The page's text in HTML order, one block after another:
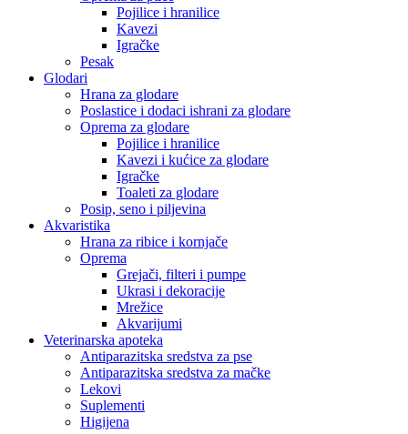
Pojilice i hranilice
Kavezi
Igračke
Pesak
Glodari
Hrana za glodare
Poslastice i dodaci ishrani za glodare
Oprema za glodare
Pojilice i hranilice
Kavezi i kućice za glodare
Igračke
Toaleti za glodare
Posip, seno i piljevina
Akvaristika
Hrana za ribice i kornjače
Oprema
Grejači, filteri i pumpe
Ukrasi i dekoracije
Mrežice
Akvarijumi
Veterinarska apoteka
Antiparazitska sredstva za pse
Antiparazitska sredstva za mačke
Lekovi
Suplementi
Higijena